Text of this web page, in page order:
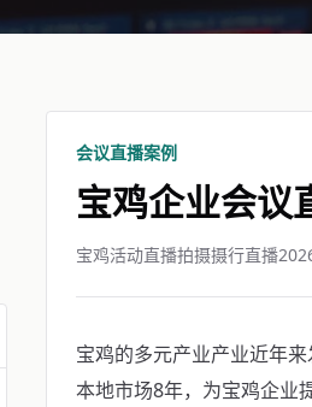
会议直播案例
宝鸡企业会议
宝鸡活动直播拍摄摄行直播
宝鸡的多元产业产业近年
本地市场8年，为宝鸡企业